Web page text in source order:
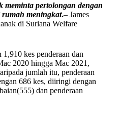
meminta pertolongan dengan
rumah meningkat.– James
di Suriana Welfare
kes penderaan dan
2020 hingga Mac 2021,
jumlah itu, penderaan
686 kes, diiringi dengan
dan penderaan